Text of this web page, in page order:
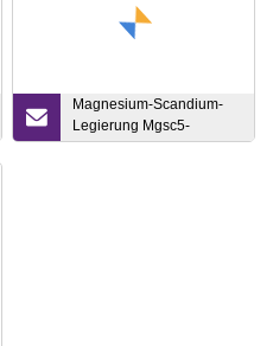
Magnesium-Scandium-
Legierung Mgsc5-
Legierung Mg